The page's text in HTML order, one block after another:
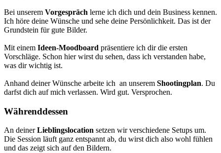
Bei unserem Vorgespräch lerne ich dich und dein Business kennen.
Ich höre deine Wünsche und sehe deine Persönlichkeit. Das ist der
Grundstein für gute Bilder.
Mit einem Ideen-Moodboard präsentiere ich dir die ersten
Vorschläge. Schon hier wirst du sehen, dass ich verstanden habe,
was dir wichtig ist.
Anhand deiner Wünsche arbeite ich an unserem Shootingplan. Du
darfst dich auf mich verlassen. Wird gut. Versprochen.
Währenddessen
An deinerLieblingslocation setzen wir verschiedene Setups um.
Die Session läuft ganz entspannt ab, du wirst dich also wohl fühlen
und das zeigt sich auf den Bildern.